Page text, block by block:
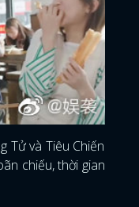
Tử và Tiêu Chiến
chiếu, thời gian